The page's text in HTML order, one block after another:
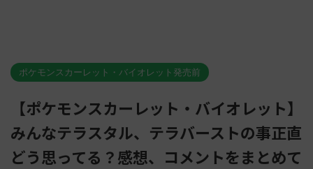
ポケモンスカーレット・バイオレット発売前
【ポケモンスカーレット・バイオレット】
みんなテラスタル、テラバーストの事正直
どう思ってる？感想、コメントをまとめて